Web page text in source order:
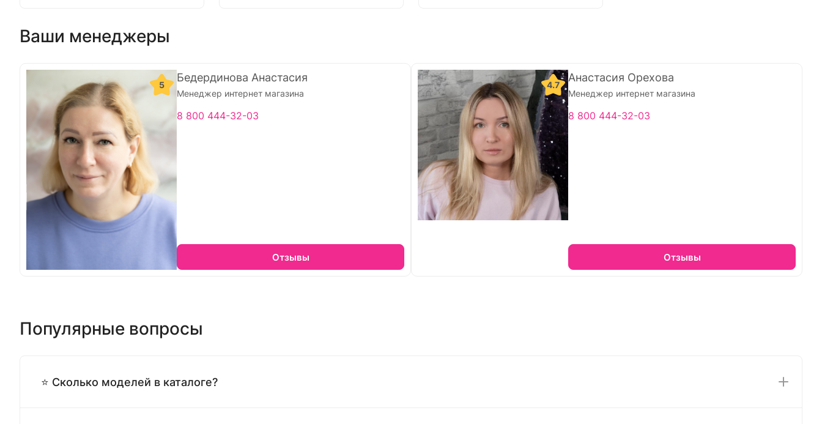
Ваши менеджеры
5
Бедердинова Анастасия
Менеджер интернет магазина
8 800 444-32-03
Отзывы
4.7
Анастасия Орехова
Менеджер интернет магазина
8 800 444-32-03
Отзывы
Популярные вопросы
⭐ Сколько моделей в каталоге?